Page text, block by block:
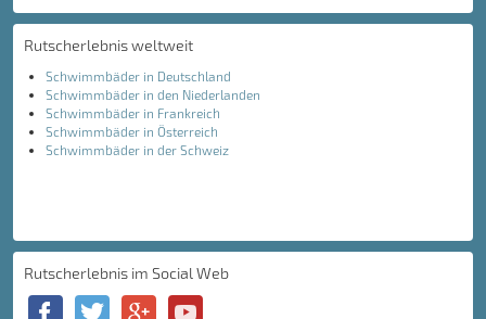
Rutscherlebnis weltweit
Schwimmbäder in Deutschland
Schwimmbäder in den Niederlanden
Schwimmbäder in Frankreich
Schwimmbäder in Österreich
Schwimmbäder in der Schweiz
Rutscherlebnis im Social Web